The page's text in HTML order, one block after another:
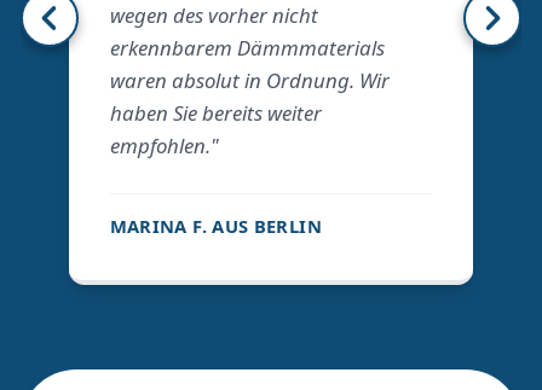
wegen des vorher nicht
erkennbarem Dämmmaterials
waren absolut in Ordnung. Wir
haben Sie bereits weiter
empfohlen."
MARINA F. AUS BERLIN